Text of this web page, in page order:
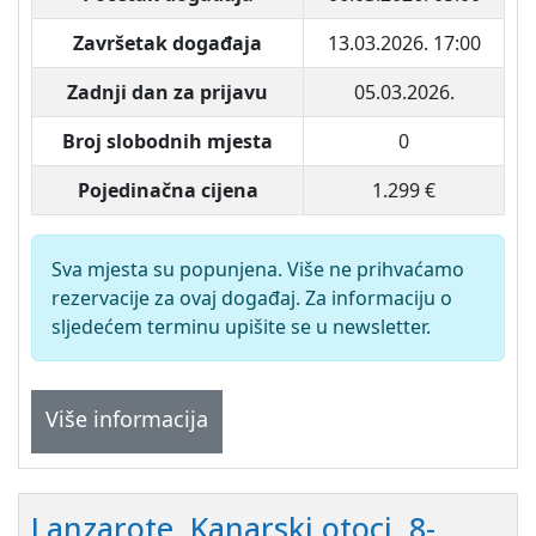
Završetak događaja
13.03.2026. 17:00
Zadnji dan za prijavu
05.03.2026.
Broj slobodnih mjesta
0
Pojedinačna cijena
1.299 €
Sva mjesta su popunjena. Više ne prihvaćamo
rezervacije za ovaj događaj. Za informaciju o
sljedećem terminu upišite se u newsletter.
Više informacija
Lanzarote, Kanarski otoci. 8-